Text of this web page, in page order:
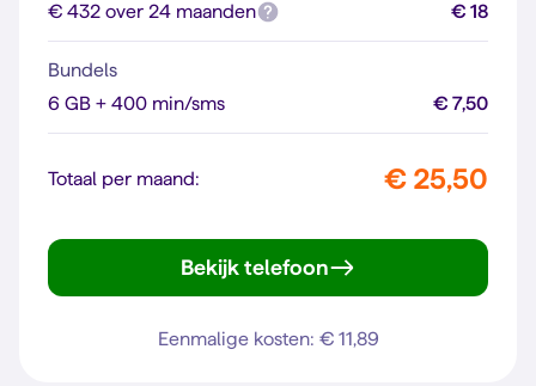
€ 432 over 24 maanden
€ 18
Bundels
6 GB + 400 min/sms
€ 7,50
Totaal per maand: € 25,50
Bekijk telefoon
Eenmalige kosten: € 11,89